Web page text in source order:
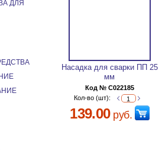
Насадка для сварки ПП 25
мм
Код № C022185
Кол-во (шт):
139.00руб.
ДЛЯ